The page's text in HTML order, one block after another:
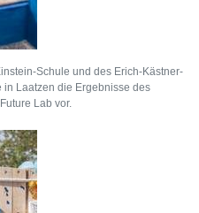
Schule und des Erich-Kästner-
in Laatzen die Ergebnisse des
Lab vor.